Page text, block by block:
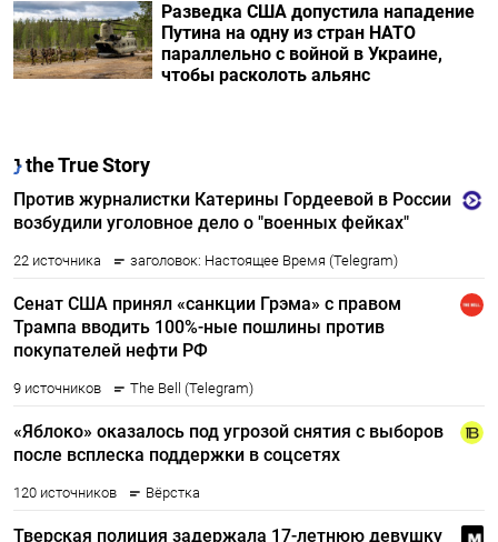
Разведка США допустила нападение
Путина на одну из стран НАТО
параллельно с войной в Украине,
чтобы расколоть альянс